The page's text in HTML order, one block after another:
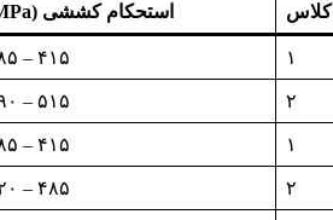
کلاس استحکام کششی (MPa)
۱ ۴۱۵ – ۵۸۵
۲ ۵۱۵ – ۶۹۰
۱ ۴۱۵ – ۵۸۵
۲ ۴۸۵ – ۶۲۰